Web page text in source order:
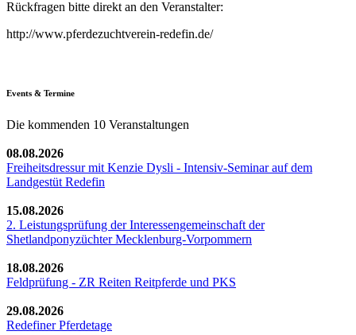
Rückfragen bitte direkt an den Veranstalter:
http://www.pferdezuchtverein-redefin.de/
Events & Termine
Die kommenden 10 Veranstaltungen
08.08.2026
Freiheitsdressur mit Kenzie Dysli - Intensiv-Seminar auf dem
Landgestüt Redefin
15.08.2026
2. Leistungsprüfung der Interessengemeinschaft der
Shetlandponyzüchter Mecklenburg-Vorpommern
18.08.2026
Feldprüfung - ZR Reiten Reitpferde und PKS
29.08.2026
Redefiner Pferdetage